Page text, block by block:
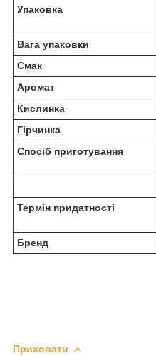
Упаковка
Вага упаковки
Смак
Аромат
Кислинка
Гірчинка
Спосіб приготування
Термін придатності
Бренд
Приховати